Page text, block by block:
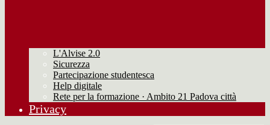
L'Alvise 2.0
Sicurezza
Partecipazione studentesca
Help digitale
Rete per la formazione · Ambito 21 Padova città
Privacy